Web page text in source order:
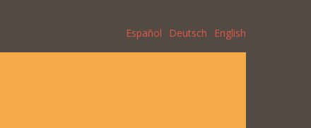
Español Deutsch English